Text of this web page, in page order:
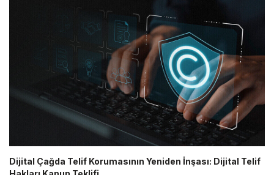
Dijital Çağda Telif Korumasının Yeniden İnşası: Dijital Telif